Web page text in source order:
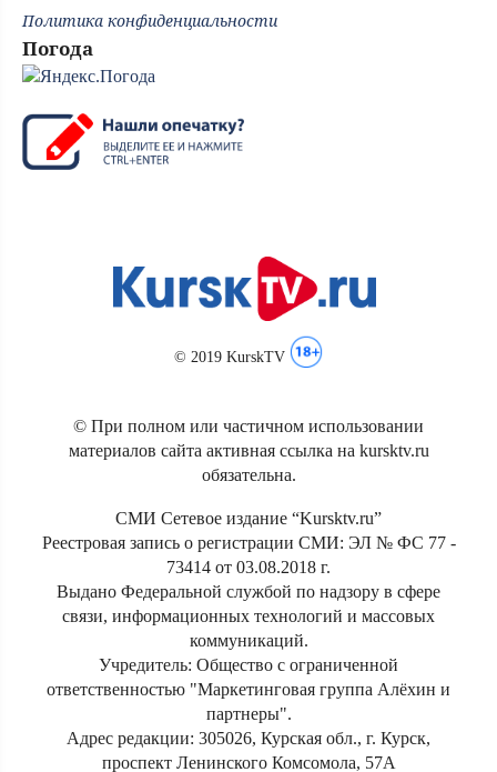
Политика конфиденциальности
Погода
© 2019 KurskTV
© При полном или частичном использовании
материалов сайта активная ссылка на kursktv.ru
обязательна.
СМИ Сетевое издание “Kursktv.ru”
Реестровая запись о регистрации СМИ: ЭЛ № ФС 77 -
73414 от 03.08.2018 г.
Выдано Федеральной службой по надзору в сфере
связи, информационных технологий и массовых
коммуникаций.
Учредитель: Общество с ограниченной
ответственностью "Маркетинговая группа Алёхин и
партнеры".
Адрес редакции: 305026, Курская обл., г. Курск,
проспект Ленинского Комсомола, 57А